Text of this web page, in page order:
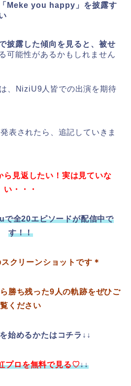
「Meke you happy」を披露す
披露した傾向を見ると、被せ
可能性があるかもしれません
、NiziU9人皆での出演を期待
表されたら、追記していきま
見返したい！実は見ていな
い・・・
で全20エピソードが配信中で
す！！
クリーンショットです＊
勝ち残った9人の軌跡をぜひご
覧ください
始めるかたはコチラ↓↓
プロを無料で見る♡↓↓